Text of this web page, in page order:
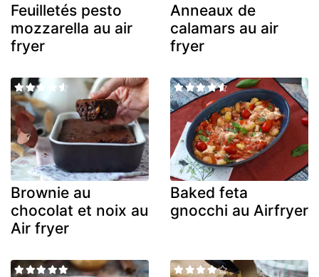
Feuilletés pesto
mozzarella au air
fryer
Anneaux de
calamars au air
fryer
Brownie au
chocolat et noix au
Air fryer
Baked feta
gnocchi au Airfryer